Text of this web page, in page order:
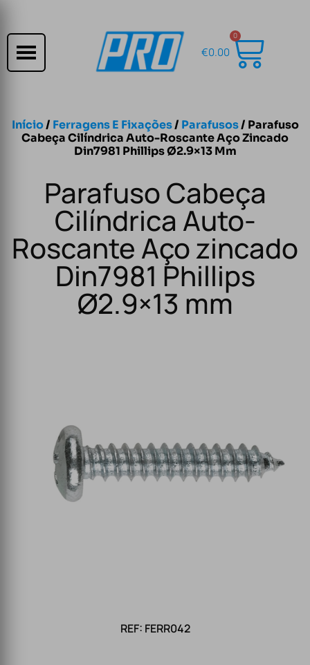
€0.00
0
Início/ Ferragens E Fixações/ Parafusos/ Parafuso
Cabeça Cilíndrica Auto-Roscante Aço Zincado
Din7981 Phillips Ø2.9×13 Mm
Parafuso Cabeça
Cilíndrica Auto-
Roscante Aço zincado
Din7981 Phillips
Ø2.9×13 mm
REF: FERR042